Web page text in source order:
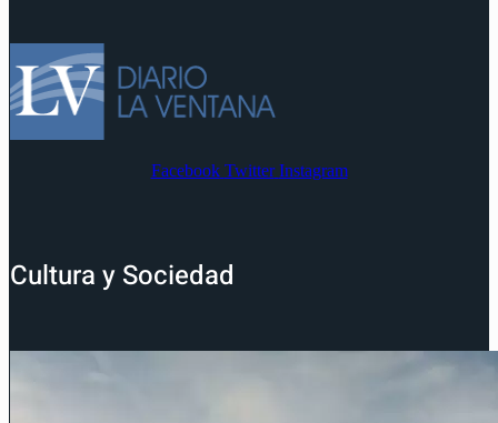
Facebook Twitter Instagram
Cultura y Sociedad